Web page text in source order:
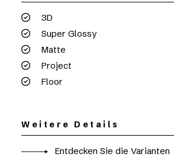
3D
Super Glossy
Matte
Project
Floor
Weitere Details
Entdecken Sie die Varianten